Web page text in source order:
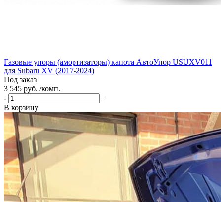
Газовые упоры (амортизаторы) капота АвтоУпор USUXV011
для Subaru XV (2017-2024)
Под заказ
3 545 руб. /комп.
-
+
В корзину